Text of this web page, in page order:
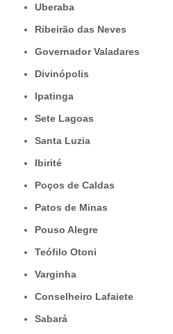
Uberaba
Ribeirão das Neves
Governador Valadares
Divinópolis
Ipatinga
Sete Lagoas
Santa Luzia
Ibirité
Poços de Caldas
Patos de Minas
Pouso Alegre
Teófilo Otoni
Varginha
Conselheiro Lafaiete
Sabará